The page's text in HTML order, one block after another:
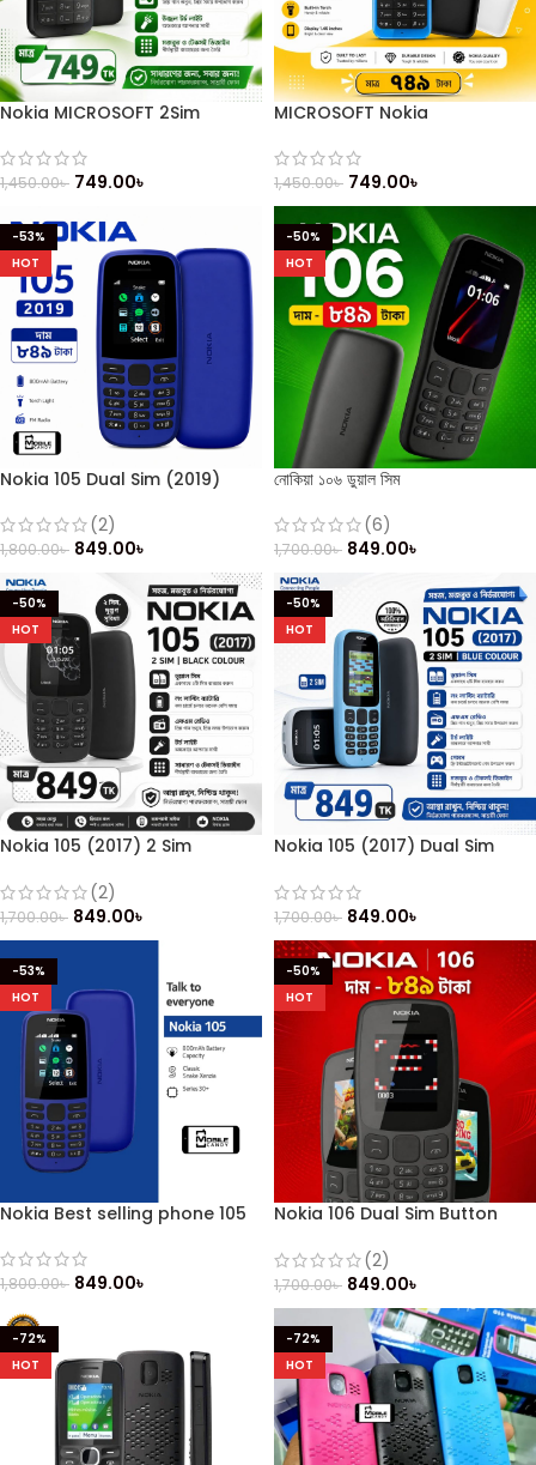
Nokia MICROSOFT 2Sim
1,450.00৳ 749.00৳
MICROSOFT Nokia
1,450.00৳ 749.00৳
-53%
HOT
Nokia 105 Dual Sim (2019)
(2)
1,800.00৳ 849.00৳
-50%
HOT
নোকিয়া ১০৬ ডুয়াল সিম
(6)
1,700.00৳ 849.00৳
-50%
HOT
Nokia 105 (2017) 2 Sim
(2)
1,700.00৳ 849.00৳
-50%
HOT
Nokia 105 (2017) Dual Sim
1,700.00৳ 849.00৳
-53%
HOT
Nokia Best selling phone 105
1,800.00৳ 849.00৳
-50%
HOT
Nokia 106 Dual Sim Button
(2)
1,700.00৳ 849.00৳
-72%
HOT
-72%
HOT